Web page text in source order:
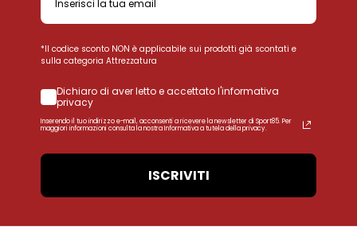
*Il codice sconto NON è applicabile sui prodotti già scontati e
sulla categoria Attrezzatura
Dichiaro di aver letto e accettato l'informativa
privacy
Inserendo il tuo indirizzo e-mail, acconsenti a ricevere la newsletter di Sport85. Per
maggiori informazioni consulta la nostra Informativa a tutela della privacy.
ISCRIVITI